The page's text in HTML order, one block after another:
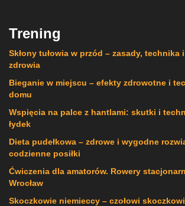
Trening
Skłony tułowia w przód – zasady, technika
zdrowia
Bieganie w miejscu – efekty zdrowotne i
domu
Wspięcia na palce z hantlami: skutki i
łydek
Dieta pudełkowa – zdrowe i wygodne
codzienne posiłki
Ćwiczenia dla amatorów. Rowery
Wrocław
Skoczkowie niemieccy – czołowi